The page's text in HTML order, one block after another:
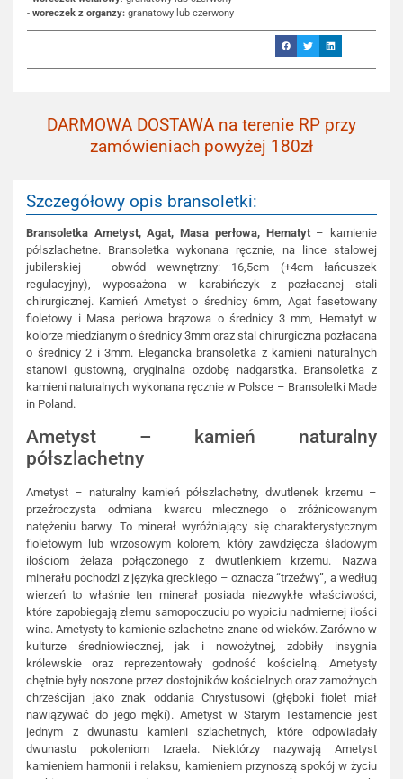
- woreczek z organzy: granatowy lub czerwony
DARMOWA DOSTAWA na terenie RP przy
zamówieniach powyżej 180zł
Szczegółowy opis bransoletki:
Bransoletka Ametyst, Agat, Masa perłowa, Hematyt– kamienie
półszlachetne. Bransoletka wykonana ręcznie, na lince stalowej
jubilerskiej – obwód wewnętrzny: 16,5cm (+4cm łańcuszek
regulacyjny), wyposażona w karabińczyk z pozłacanej stali
chirurgicznej. Kamień Ametyst o średnicy 6mm, Agat fasetowany
fioletowy i Masa perłowa brązowa o średnicy 3 mm, Hematyt w
kolorze miedzianym o średnicy 3mm oraz stal chirurgiczna pozłacana
o średnicy 2 i 3mm. Elegancka bransoletka z kamieni naturalnych
stanowi gustowną, oryginalna ozdobę nadgarstka. Bransoletka z
kamieni naturalnych wykonana ręcznie w Polsce – Bransoletki Made
in Poland.
Ametyst – kamień naturalny
półszlachetny
Ametyst – naturalny kamień półszlachetny, dwutlenek krzemu –
przeźroczysta odmiana kwarcu mlecznego o zróżnicowanym
natężeniu barwy. To minerał wyróżniający się charakterystycznym
fioletowym lub wrzosowym kolorem, który zawdzięcza śladowym
ilościom żelaza połączonego z dwutlenkiem krzemu. Nazwa
minerału pochodzi z języka greckiego – oznacza “trzeźwy”, a według
wierzeń to właśnie ten minerał posiada niezwykłe właściwości,
które zapobiegają złemu samopoczuciu po wypiciu nadmiernej ilości
wina. Ametysty to kamienie szlachetne znane od wieków. Zarówno w
kulturze średniowiecznej, jak i nowożytnej, zdobiły insygnia
królewskie oraz reprezentowały godność kościelną. Ametysty
chętnie były noszone przez dostojników kościelnych oraz zamożnych
chrześcijan jako znak oddania Chrystusowi (głęboki fiolet miał
nawiązywać do jego męki). Ametyst w Starym Testamencie jest
jednym z dwunastu kamieni szlachetnych, które odpowiadały
dwunastu pokoleniom Izraela. Niektórzy nazywają Ametyst
kamieniem harmonii i relaksu, kamieniem przynoszą spokój w życiu